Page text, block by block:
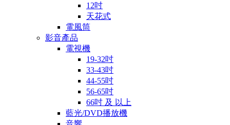
12吋
天花式
電風筒
影音產品
電視機
19-32吋
33-43吋
44-55吋
56-65吋
66吋 及 以上
藍光/DVD播放機